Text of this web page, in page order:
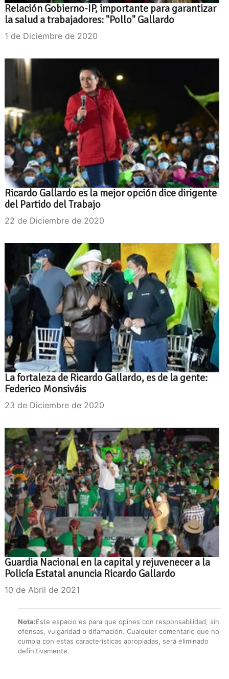
Relación Gobierno-IP, importante para garantizar
la salud a trabajadores: "Pollo" Gallardo
1 de Diciembre de 2020
Ricardo Gallardo es la mejor opción dice dirigente
del Partido del Trabajo
22 de Diciembre de 2020
La fortaleza de Ricardo Gallardo, es de la gente:
Federico Monsiváis
23 de Diciembre de 2020
Guardia Nacional en la capital y rejuvenecer a la
Policía Estatal anuncia Ricardo Gallardo
10 de Abril de 2021
Nota:Este espacio es para que opines con responsabilidad, sin
ofensas, vulgaridad o difamación. Cualquier comentario que no
cumpla con estas características apropiadas, será eliminado
definitivamente.